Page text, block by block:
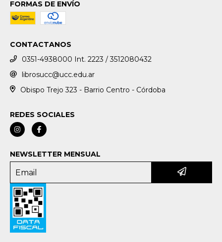
FORMAS DE ENVÍO
CONTACTANOS
0351-4938000 Int. 2223 / 3512080432
librosucc@ucc.edu.ar
Obispo Trejo 323 - Barrio Centro - Córdoba
REDES SOCIALES
NEWSLETTER MENSUAL